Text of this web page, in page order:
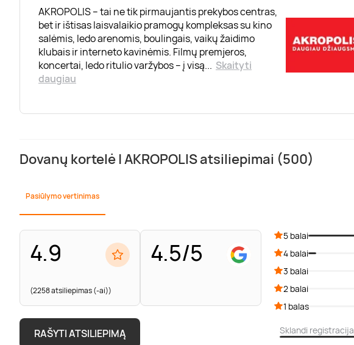
AKROPOLIS – tai ne tik pirmaujantis prekybos centras,
bet ir ištisas laisvalaikio pramogų kompleksas su kino
salėmis, ledo arenomis, boulingais, vaikų žaidimo
klubais ir interneto kavinėmis. Filmų premjeros,
koncertai, ledo ritulio varžybos – į visą... Skaityti
daugiau
Dovanų kortelė | AKROPOLIS atsiliepimai (500)
Pasiūlymo vertinimas
4.9
(2258 atsiliepimas (-ai))
4.5/5
RAŠYTI ATSILIEPIMĄ
5 balai
4 balai
3 balai
2 balai
1 balas
Sklandi registracija